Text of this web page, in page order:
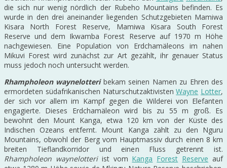
die sich nur wenig nördlich der Rubeho Mountains befinden. Es
wurde in den drei aneinander liegenden Schutzgebieten Mamiwa
Kisara North Forest Reserve, Mamiwa Kisara South Forest
Reserve und dem Ikwamba Forest Reserve auf 1970 m Höhe
nachgewiesen. Eine Population von Erdchamäleons im nahen
Mikuvi Forest wird zunächst zur Art gezählt, ihr genauer Status
muss jedoch noch untersucht werden.
Rhampholeon waynelotteribekam seinen Namen zu Ehren des
ermordeten südafrikanischen NaturschutzaktivistenWayne Lotter,
der sich vor allem im Kampf gegen die Wilderei von Elefanten
engagierte. Dieses Erdchamäleon wird bis zu 55 m groß. Es
bewohnt den Mount Kanga, etwa 120 km von der Küste des
Indischen Ozeans entfernt. Mount Kanga zählt zu den Nguru
Mountains, obwohl der Berg vom Hauptmassiv durch einen 8 km
breiten Tieflandkorridor und einen Fluss getrennt ist.
Rhampholeon waynelotteriist vom Kanga Forest Reserve auf